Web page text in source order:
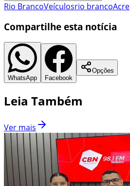
Rio BrancoVeículosrio brancoAcre
Compartilhe esta notícia
WhatsApp Facebook
Opções
Leia Também
Ver mais